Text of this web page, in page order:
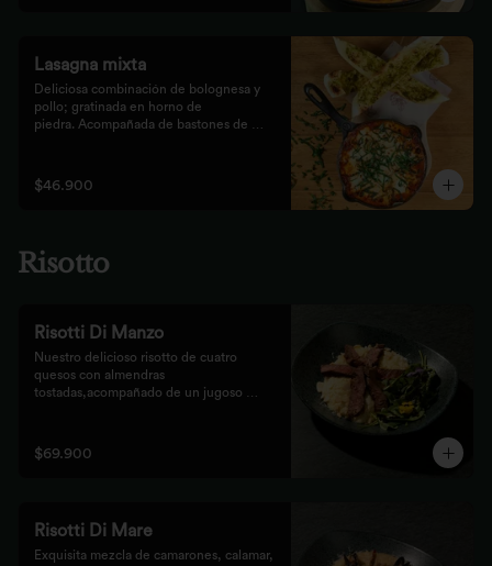
Lasagna mixta
Deliciosa combinación de bolognesa y
pollo; gratinada en horno de
piedra. Acompañada de bastones de
$46.900
Risotto
Risotti Di Manzo
Nuestro delicioso risotto de cuatro
quesos con almendras
tostadas,acompañado de un jugoso
$69.900
Risotti Di Mare
Exquisita mezcla de camarones, calamar,